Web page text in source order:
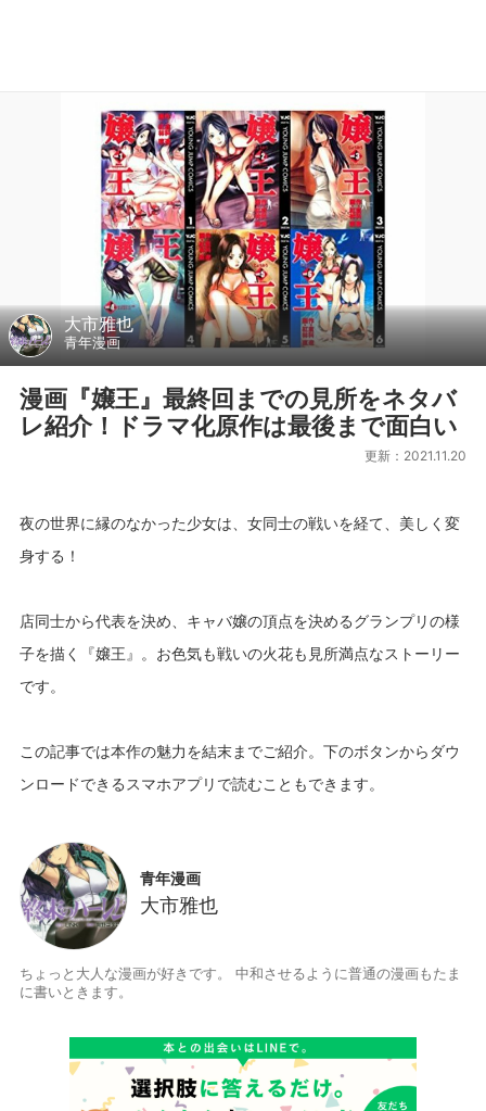
大市雅也
青年漫画
漫画『嬢王』最終回までの見所をネタバ
レ紹介！ドラマ化原作は最後まで面白い
更新：2021.11.20
夜の世界に縁のなかった少女は、女同士の戦いを経て、美しく変
身する！
店同士から代表を決め、キャバ嬢の頂点を決めるグランプリの様
子を描く『嬢王』。お色気も戦いの火花も見所満点なストーリー
です。
この記事では本作の魅力を結末までご紹介。下のボタンからダウ
青年漫画
大市雅也
ちょっと大人な漫画が好きです。 中和させるように普通の漫画もたま
に書いときます。